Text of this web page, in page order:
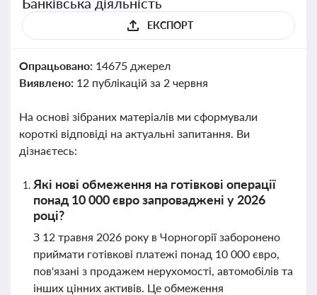
ЕКСПОРТ
Опрацьовано: 14675 джерел
Виявлено: 12 публікацій за 2 червня
На основі зібраних матеріалів ми сформували
короткі відповіді на актуальні запитання. Ви
дізнаєтесь:
Які нові обмеження на готівкові операції
понад 10 000 євро запроваджені у 2026
році?
З 12 травня 2026 року в Чорногорії заборонено
приймати готівкові платежі понад 10 000 євро,
пов'язані з продажем нерухомості, автомобілів та
інших цінних активів. Це обмеження